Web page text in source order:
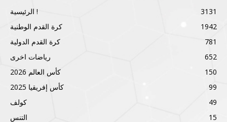
الرئيسية !
3131
كرة القدم الوطنية
1942
كرة القدم الدولية
781
رياضات اخرى
652
كأس العالم 2026
150
كأس إفريقيا 2025
99
كولف
49
التنس
15